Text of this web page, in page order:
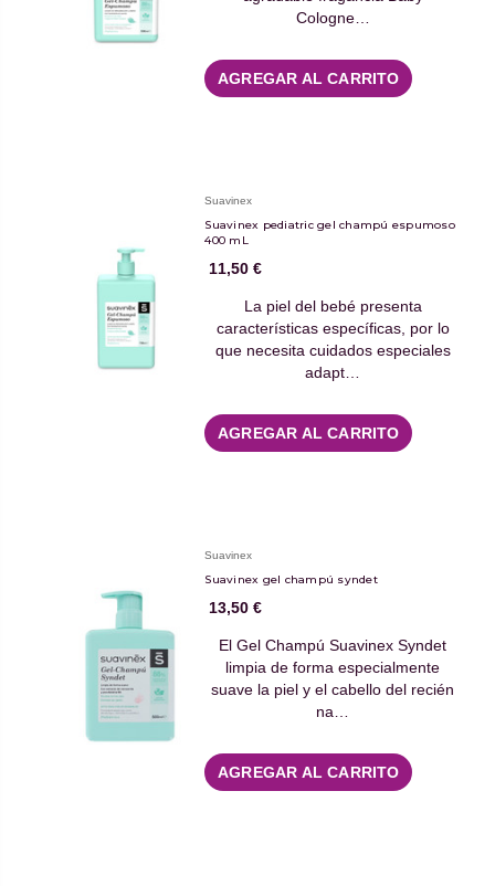
Cologne…
AGREGAR AL CARRITO
Suavinex
Suavinex pediatric gel champú espumoso
400 mL
11,50 €
La piel del bebé presenta
características específicas, por lo
que necesita cuidados especiales
adapt…
AGREGAR AL CARRITO
Suavinex
Suavinex gel champú syndet
13,50 €
El Gel Champú Suavinex Syndet
limpia de forma especialmente
suave la piel y el cabello del recién
na…
AGREGAR AL CARRITO